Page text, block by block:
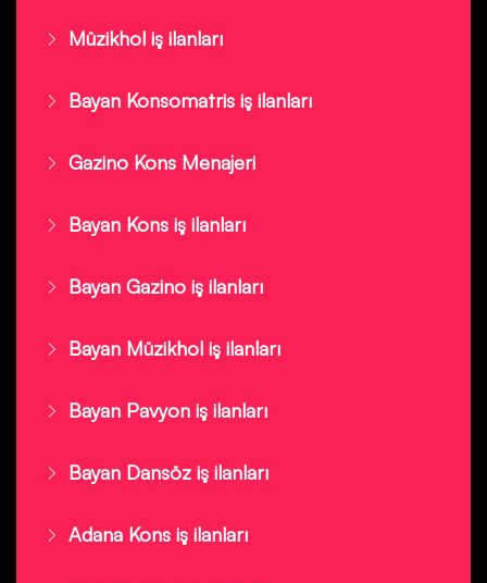
Müzikhol iş ilanları
Bayan Konsomatris iş ilanları
Gazino Kons Menajeri
Bayan Kons iş ilanları
Bayan Gazino iş ilanları
Bayan Müzikhol iş ilanları
Bayan Pavyon iş ilanları
Bayan Dansöz iş ilanları
Adana Kons iş ilanları